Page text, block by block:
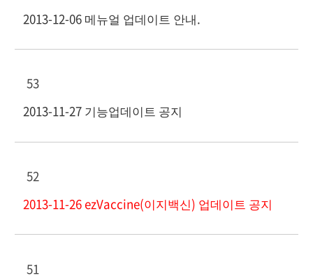
2013-12-06 메뉴얼 업데이트 안내.
53
2013-11-27 기능업데이트 공지
52
2013-11-26 ezVaccine(이지백신) 업데이트 공지
51